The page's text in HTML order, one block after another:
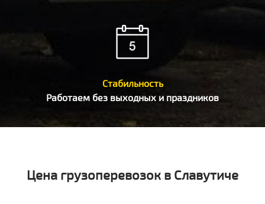
Стабильность
Работаем без выходных и праздников
Цена грузоперевозок в Славутиче